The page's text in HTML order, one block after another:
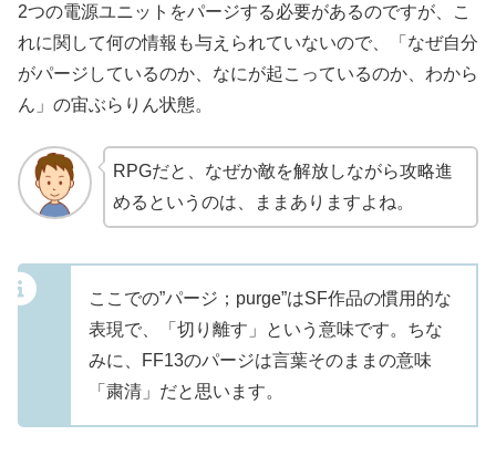
2つの電源ユニットをパージする必要があるのですが、こ
れに関して何の情報も与えられていないので、「なぜ自分
がパージしているのか、なにが起こっているのか、わから
ん」の宙ぶらりん状態。
RPGだと、なぜか敵を解放しながら攻略進
めるというのは、ままありますよね。
ここでの”パージ；purge”はSF作品の慣用的な
表現で、「切り離す」という意味です。ちな
みに、FF13のパージは言葉そのままの意味
「粛清」だと思います。